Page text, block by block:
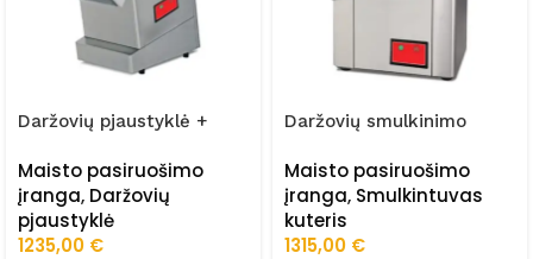
Daržovių pjaustyklė +
Maisto pasiruošimo
įranga, Daržovių
pjaustyklė
1235,00 €
Daržovių smulkinimo
Maisto pasiruošimo
įranga, Smulkintuvas
kuteris
1315,00 €